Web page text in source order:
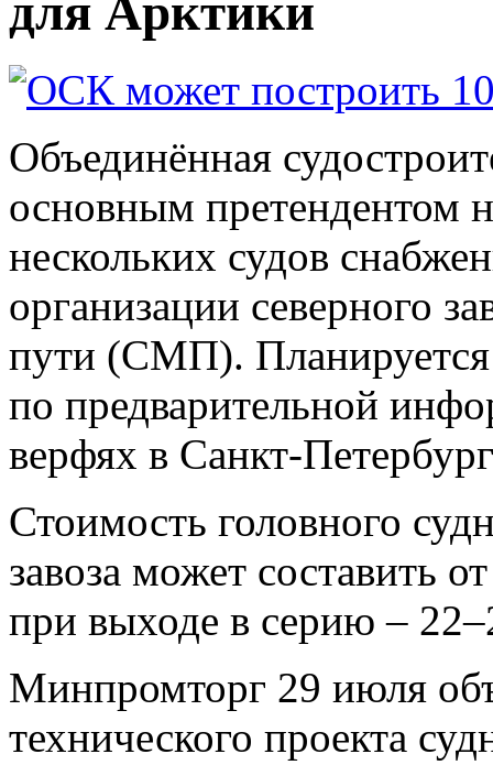
для Арктики
Объединённая
основным претендентом
нескольких судов
организации северного
пути (СМП). Планируется
по предварительной
верфях в Санкт-
Стоимость головного
завоза может составить
при выходе в серию –
Минпромторг 29 июля
технического проекта